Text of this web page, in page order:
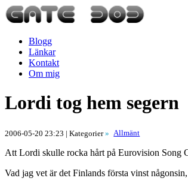
Blogg
Länkar
Kontakt
Om mig
Lordi tog hem segern
2006-05-20 23:23 | Kategorier» Allmänt
Att Lordi skulle rocka hårt på Eurovision Song
Vad jag vet är det Finlands första vinst